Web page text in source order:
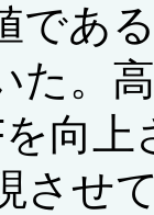
であ
た。
向
させ